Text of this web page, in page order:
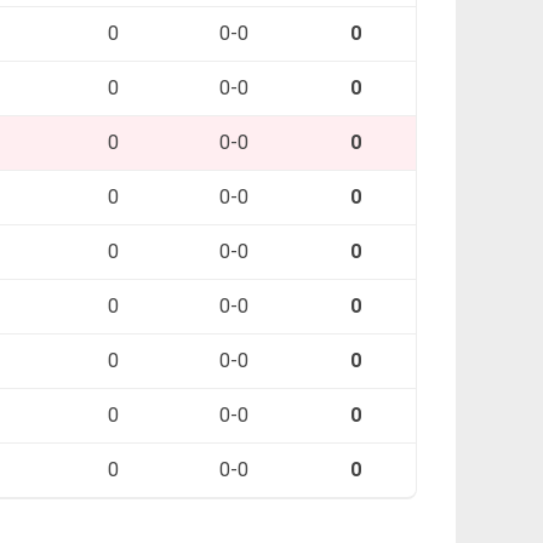
0 0-0 0
0 0-0 0
0 0-0 0
0 0-0 0
0 0-0 0
0 0-0 0
0 0-0 0
0 0-0 0
0 0-0 0